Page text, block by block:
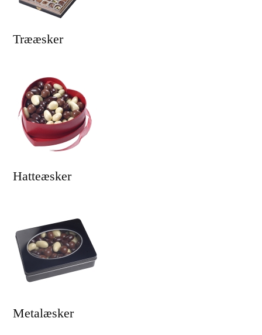
Trææsker
Hatteæsker
Metalæsker